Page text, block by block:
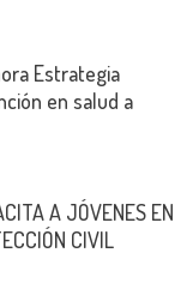
Estrategia
en salud a
A JÓVENES EN
CIVIL